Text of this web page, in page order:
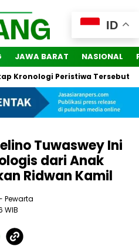
JAWA BARAT NASIONAL
Peristiwa Tersebut 2
Tuwaswey Ini
dari Anak
Ridwan Kamil
Pewarta
WIB
ID